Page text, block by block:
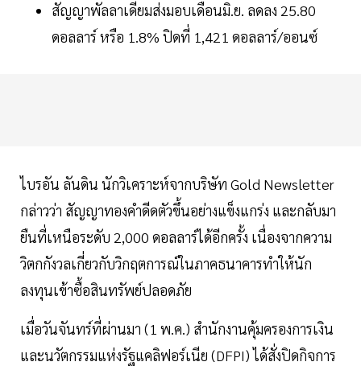
สัญญาพัลลาเดียมส่งมอบเดือนมิ.ย. ลดลง 25.80
ดอลลาร์ หรือ 1.8% ปิดที่ 1,421 ดอลลาร์/ออนซ์
ไบรอัน ลันดิน นักวิเคราะห์จากบริษัท Gold Newsletter
กล่าวว่า สัญญาทองคำดีดตัวขึ้นอย่างแข็งแกร่ง และกลับมา
ยืนที่เหนือระดับ 2,000 ดอลลาร์ได้อีกครั้ง เนื่องจากความ
วิตกกังวลเกี่ยวกับวิกฤตการณ์ในภาคธนาคารทำให้นัก
ลงทุนเข้าซื้อสินทรัพย์ปลอดภัย
เมื่อวันจันทร์ที่ผ่านมา (1 พ.ค.) สำนักงานคุ้มครองการเงิน
และนวัตกรรมแห่งรัฐแคลิฟอร์เนีย (DFPI) ได้สั่งปิดกิจการ